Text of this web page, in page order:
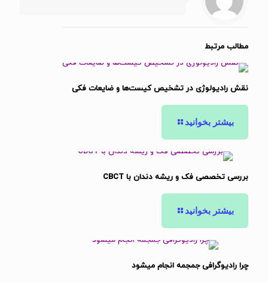
مطالب مرتبط
نقش رادیولوژی در تشخیص کیست‌ها و ضایعات فکی
بیشتر بخوانید
بررسی تخصصی فک و ریشه دندان با CBCT
بیشتر بخوانید
چرا رادیوگرافی جمجمه انجام میشود